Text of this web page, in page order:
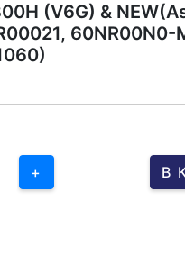
(V6G) &
60NR00N0-
+ В